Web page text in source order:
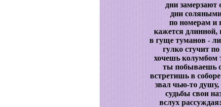
дни замерзают
дни
по номерам и
кажется длинной,
в гуще туманов -
гулко стучит
хочешь колумбом
ты побываешь
встретишь в
звал чью-то
судьбы свои
вслух